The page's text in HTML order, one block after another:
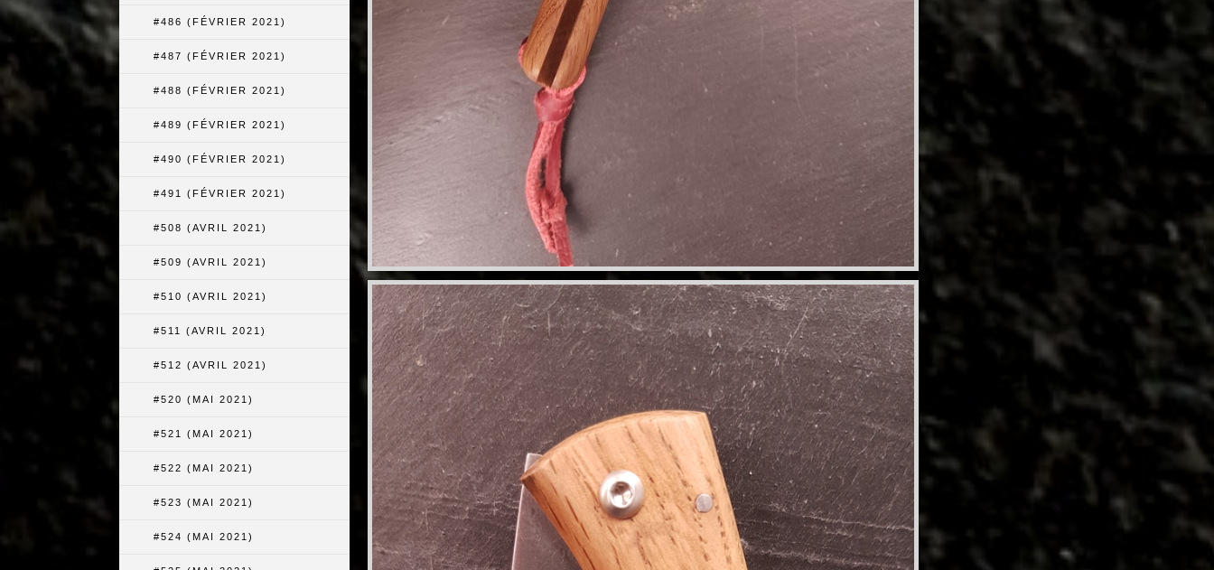
#486 (FÉVRIER 2021)
#487 (FÉVRIER 2021)
#488 (FÉVRIER 2021)
#489 (FÉVRIER 2021)
#490 (FÉVRIER 2021)
#491 (FÉVRIER 2021)
#508 (AVRIL 2021)
#509 (AVRIL 2021)
#510 (AVRIL 2021)
#511 (AVRIL 2021)
#512 (AVRIL 2021)
#520 (MAI 2021)
#521 (MAI 2021)
#522 (MAI 2021)
#523 (MAI 2021)
#524 (MAI 2021)